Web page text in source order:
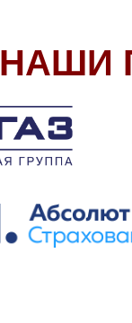
НАШИ